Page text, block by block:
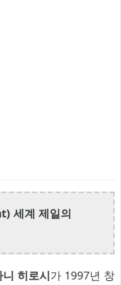
세계 제일의
니 히로시가 1997년 창